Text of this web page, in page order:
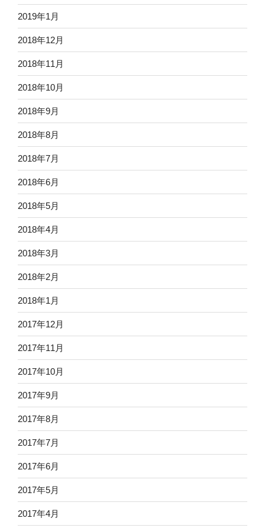
2019年1月
2018年12月
2018年11月
2018年10月
2018年9月
2018年8月
2018年7月
2018年6月
2018年5月
2018年4月
2018年3月
2018年2月
2018年1月
2017年12月
2017年11月
2017年10月
2017年9月
2017年8月
2017年7月
2017年6月
2017年5月
2017年4月